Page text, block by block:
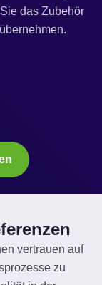
das Zubehör
vertrauen auf
zu